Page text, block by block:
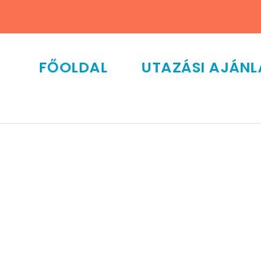
FŐOLDAL UTAZÁSI